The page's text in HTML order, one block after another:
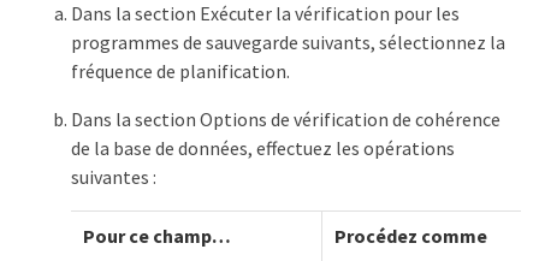
Dans la section Exécuter la vérification pour les
programmes de sauvegarde suivants, sélectionnez la
fréquence de planification.
Dans la section Options de vérification de cohérence
de la base de données, effectuez les opérations
suivantes :
Pour ce champ…​
Procédez comme